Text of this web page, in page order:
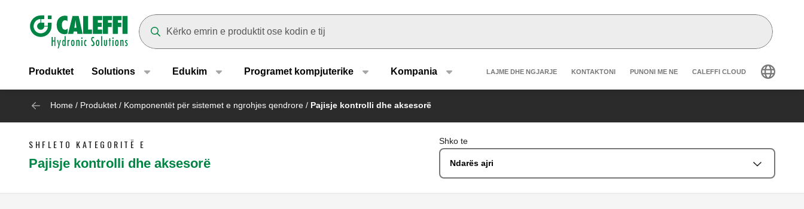
Header main navigation
Produktet Solutions Edukim Programet kompjuterike Kompania Header secondary navigation
LAJME DHE NGJARJE KONTAKTONI PUNONI ME NE CALEFFI CLOUD
Home / Produktet / Komponentët për sistemet e ngrohjes qendrore / Pajisje kontrolli dhe aksesorë
SHFLETO KATEGORITË E
Pajisje kontrolli dhe aksesorë
Shko te
Ndarës ajri